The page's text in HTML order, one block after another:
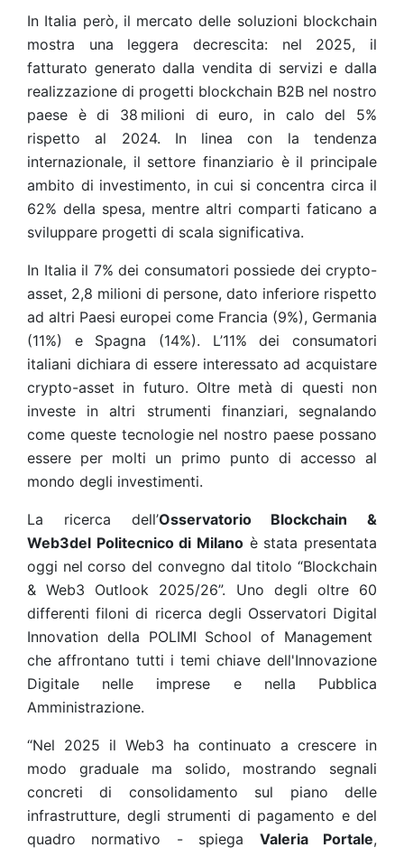
In Italia però, il mercato delle soluzioni blockchain
mostra una leggera decrescita: nel 2025, il
fatturato generato dalla vendita di servizi e dalla
realizzazione di progetti blockchain B2B nel nostro
paese è di 38 milioni di euro, in calo del 5%
rispetto al 2024. In linea con la tendenza
internazionale, il settore finanziario è il principale
ambito di investimento, in cui si concentra circa il
62% della spesa, mentre altri comparti faticano a
sviluppare progetti di scala significativa.
In Italia il 7% dei consumatori possiede dei crypto-
asset, 2,8 milioni di persone, dato inferiore rispetto
ad altri Paesi europei come Francia (9%), Germania
(11%) e Spagna (14%). L’11% dei consumatori
italiani dichiara di essere interessato ad acquistare
crypto-asset in futuro. Oltre metà di questi non
investe in altri strumenti finanziari, segnalando
come queste tecnologie nel nostro paese possano
essere per molti un primo punto di accesso al
mondo degli investimenti.
La ricerca dell’Osservatorio Blockchain &
Web3del Politecnico di Milano è stata presentata
oggi nel corso del convegno dal titolo “Blockchain
& Web3 Outlook 2025/26”. Uno degli oltre 60
differenti filoni di ricerca degli Osservatori Digital
Innovation della POLIMI School of Management
che affrontano tutti i temi chiave dell'Innovazione
Digitale nelle imprese e nella Pubblica
Amministrazione.
“Nel 2025 il Web3 ha continuato a crescere in
modo graduale ma solido, mostrando segnali
concreti di consolidamento sul piano delle
infrastrutture, degli strumenti di pagamento e del
quadro normativo - spiega Valeria Portale,